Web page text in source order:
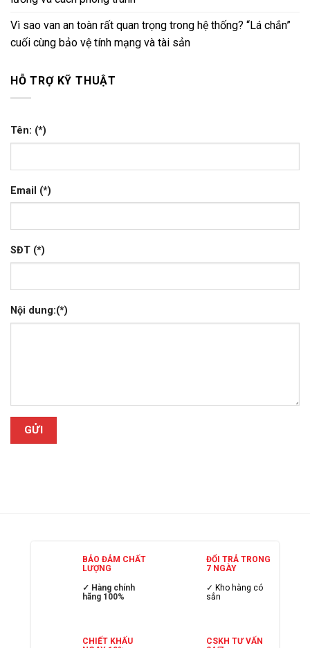
Vì sao van an toàn rất quan trọng trong hệ thống? “Lá chắn”
cuối cùng bảo vệ tính mạng và tài sản
HỖ TRỢ KỸ THUẬT
Tên: (*)
Email (*)
SĐT (*)
Nội dung:(*)
BẢO ĐẢM CHẤT
LƯỢNG
✓ Hàng chính
hãng 100%
ĐỔI TRẢ TRONG
7 NGÀY
✓ Kho hàng có
sẳn
CHIẾT KHẤU
CSKH TƯ VẤN